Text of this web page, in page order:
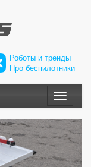
Роботы и тренды
Про беспилотники
Меню